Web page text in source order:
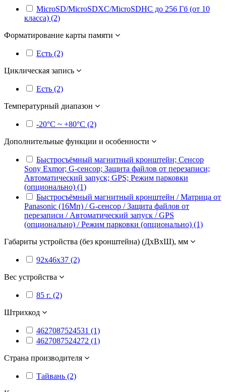
MicroSD/MicroSDXC/MicroSDHC до 256 Гб (от 10
класса) (2)
Форматирование карты памяти
Есть (2)
Циклическая запись
Есть (2)
Температурный диапазон
-20°С ~ +80°С (2)
Дополнительные функции и особенности
Быстросъёмный магнитный кронштейн; Cенсор
Sony Exmor; G-сенсор; Защита файлов от перезаписи;
Автоматический запуск; GPS; Режим парковки
(опционально) (1)
Быстросъёмный магнитный кронштейн / Матрица от
Panasonic (16Мп) / G-сенсор / Защита файлов от
перезаписи / Автоматический запуск / GPS
(опционально) / Режим парковки (опционально) (1)
Габариты устройства (без кронштейна) (ДxВxШ), мм
92x46x37 (2)
Вес устройства
85 г. (2)
Штрихкод
4627087524531 (1)
4627087524272 (1)
Страна производителя
Тайвань (2)